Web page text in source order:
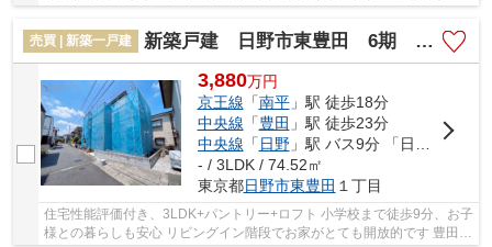
売買 | 新築一戸建
新築戸建 日野市東豊田 6期 全1棟
3,880万円
京王線 「南平」駅 徒歩18分
中央線 「豊田 」駅 徒歩23分
中央線 「 日野」駅 バス9分 「日野市役所」 停歩15分
- / 3LDK / 74.52㎡
東京都日野市東豊田 １丁目
住宅性能評価付き、3LDK+パントリー+ロフト 小学校まで徒歩9分、お子
様との暮らしも安心 リビングイン階段でお家がとても開放的です 豊田駅